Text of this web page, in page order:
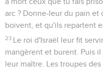
arc ? Donne-leur du pain
boivent, et qu'ils repartent
23 Le roi d'Israël leur fit
mangèrent et burent. Puis
leur maître. Les troupes